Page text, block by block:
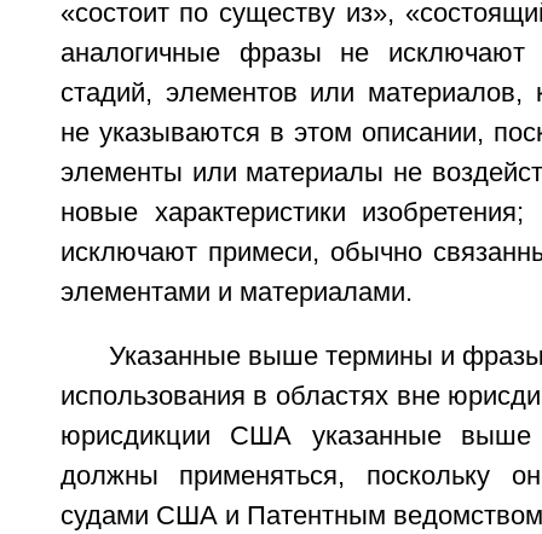
«состоит по существу из»,
аналогичные фразы не исключают
стадий, элементов или материалов,
не указываются в этом описании,
элементы или материалы не
новые характеристики
исключают примеси, обычно
элементами и материалами.
Указанные выше термины и
использования в областях вне
юрисдикции США указанные
должны применяться, поскольку
судами США и Патентным